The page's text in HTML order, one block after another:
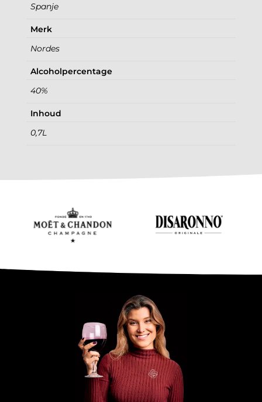
Spanje
Merk
Nordes
Alcoholpercentage
40%
Inhoud
0,7L